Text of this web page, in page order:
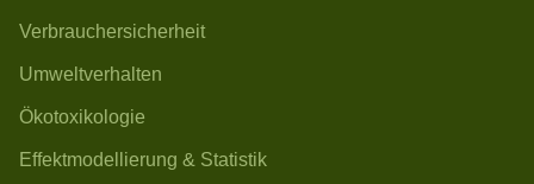
Verbrauchersicherheit
Umweltverhalten
Ökotoxikologie
Effektmodellierung & Statistik